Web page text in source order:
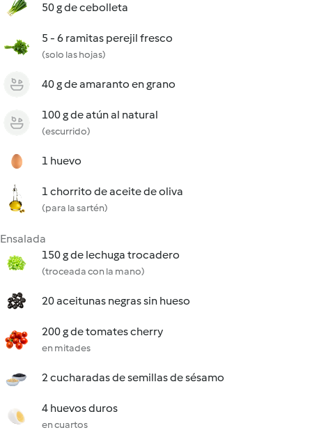
50 g de cebolleta
5 - 6 ramitas perejil fresco
(solo las hojas)
40 g de amaranto en grano
100 g de atún al natural
(escurrido)
1 huevo
1 chorrito de aceite de oliva
(para la sartén)
Ensalada
150 g de lechuga trocadero
(troceada con la mano)
20 aceitunas negras sin hueso
200 g de tomates cherry
en mitades
2 cucharadas de semillas de sésamo
4 huevos duros
en cuartos